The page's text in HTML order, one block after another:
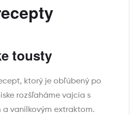
tousty
ktorý je obľúbený po
rozšľaháme vajcia s
a vanilkovým extraktom.